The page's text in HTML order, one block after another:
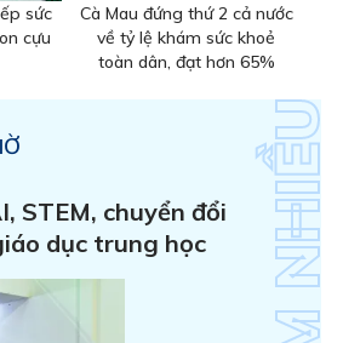
sức
cựu
Cà Mau đứng thứ 2 cả nước
về tỷ lệ khám sức khoẻ
toàn dân, đạt hơn 65%
STEM, chuyển đổi
dục trung học